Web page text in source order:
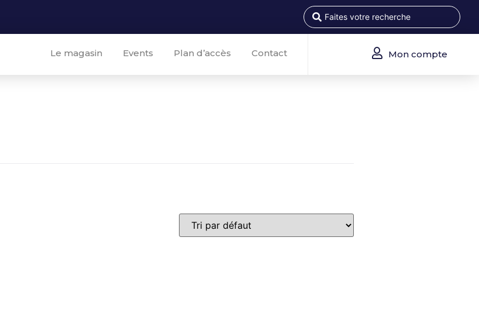
Le magasin Events Plan d’accès Contact Mon compte